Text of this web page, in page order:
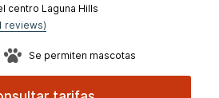
centro Laguna Hills
reviews)
Se permiten mascotas